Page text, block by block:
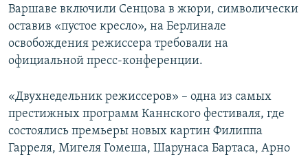
Варшаве включили Сенцова в жюри, символически
оставив «пустое кресло», на Берлинале
освобождения режиссера требовали на
официальной пресс-конференции.
«Двухнедельник режиссеров» – одна из самых
престижных программ Каннского фестиваля, где
состоялись премьеры новых картин Филиппа
Гарреля, Мигеля Гомеша, Шарунаса Бартаса, Арно